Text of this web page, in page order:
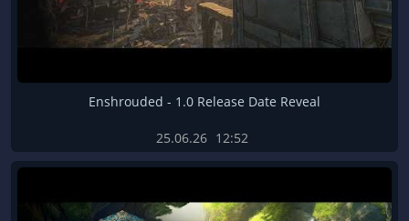
Enshrouded - 1.0 Release Date Reveal
25.06.26 12:52